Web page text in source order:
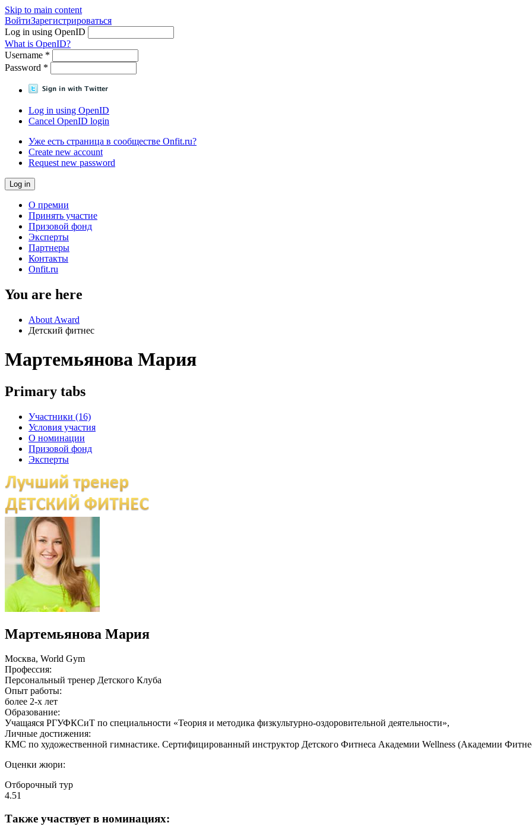
Skip to main content
ВойтиЗарегистрироваться
Log in using OpenID
What is OpenID?
Username *
Password *
Log in using OpenID
Cancel OpenID login
Уже есть страница в сообществе Onfit.ru?
Create new account
Request new password
О премии
Принять участие
Призовой фонд
Эксперты
Партнеры
Контакты
Onfit.ru
You are here
About Award
Детский фитнес
Мартемьянова Мария
Primary tabs
Участники (16)
Условия участия
О номинации
Призовой фонд
Эксперты
Мартемьянова Мария
Москва, World Gym
Профессия:
Персональный тренер Детского Клуба
Опыт работы:
более 2-х лет
Образование:
Учащаяся РГУФКСиТ по специальности «Теория и методика физкультурно-оздоровительной деятельности»,
Личные достижения:
КМС по художественной гимнастике. Сертифицированный инструктор Детского Фитнеса Академии Wellness (Академии
Оценки жюри:
Отборочный тур
4.51
Также участвует в номинациях: